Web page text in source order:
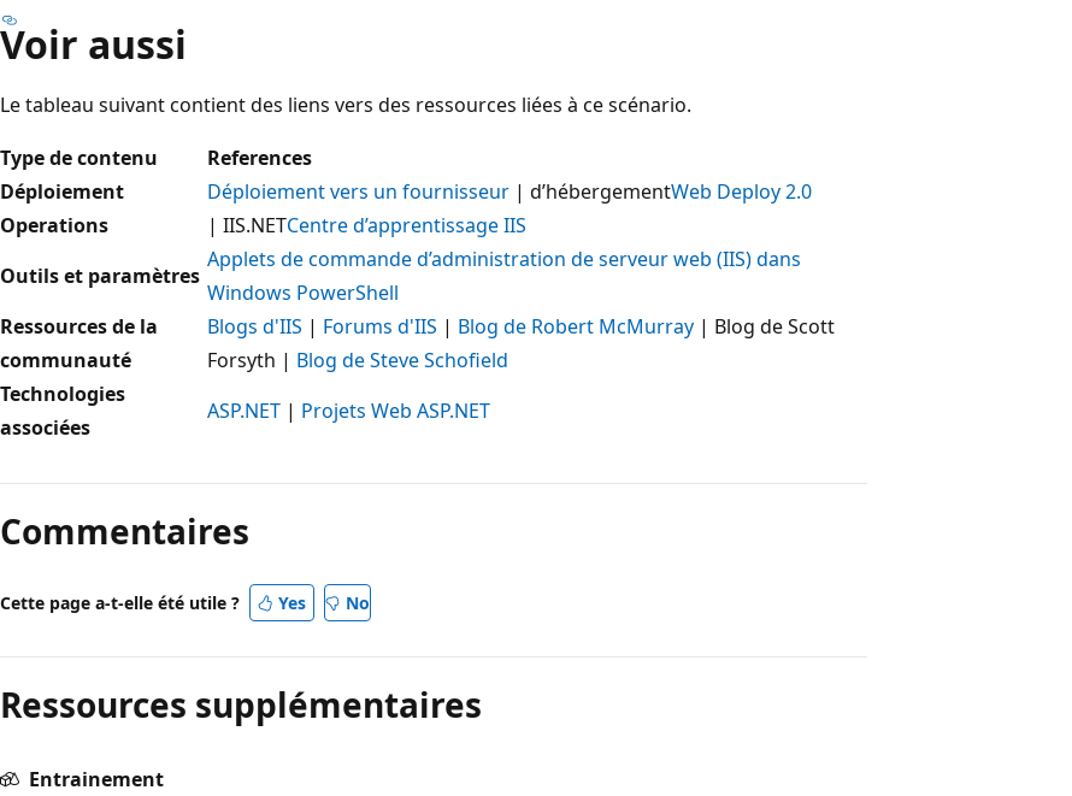
Voir aussi
Le tableau suivant contient des liens vers des ressources liées à ce scénario.
Type de contenu
References
Déploiement
Déploiement vers un fournisseur | d’hébergementWeb Deploy 2.0
Operations
| IIS.NETCentre d’apprentissage IIS
Outils et paramètres
Applets de commande d’administration de serveur web (IIS) dans
Windows PowerShell
Ressources de la
communauté
Blogs d'IIS | Forums d'IIS | Blog de Robert McMurray | Blog de Scott
Forsyth | Blog de Steve Schofield
Technologies
associées
ASP.NET | Projets Web ASP.NET
lecture
désactivé
Commentaires
Cette page a-t-elle été utile ? Yes No
Ressources supplémentaires
Entrainement